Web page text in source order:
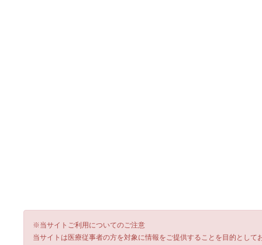
※当サイトご利用についてのご注意
当サイトは医療従事者の方を対象に情報をご提供することを目的とし